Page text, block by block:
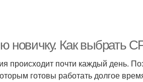
новичку. Как выбрать
происходит почти каждый день.
готовы работать долгое